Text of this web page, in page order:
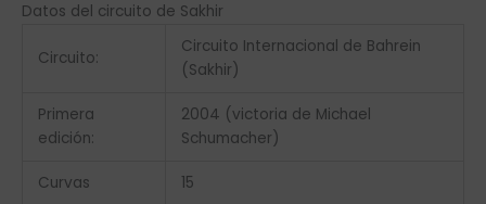
Datos del circuito de Sakhir
Circuito:
Circuito Internacional de Bahrein
(Sakhir)
Primera
edición:
2004 (victoria de Michael
Schumacher)
Curvas 15